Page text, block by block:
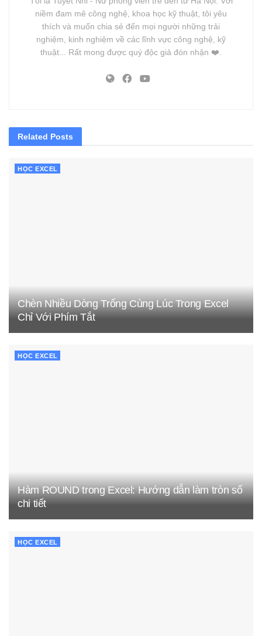
niềm đam mê công nghệ, khoa học kỹ thuật, tôi yêu
thích và muốn chia sẻ đến mọi người những trải
nghiệm, kinh nghiệm về các lĩnh vực công nghệ, kỹ
thuật... Rất mong được quý độc giả đón nhận ❤️.
Related Posts
HỌC EXCEL
Chèn Nhiều Dòng Trống Cùng Lúc Trong Excel
Chỉ Với Phím Tắt
HỌC EXCEL
Hàm ROUND trong Excel: Hướng dẫn làm tròn số
chi tiết
HỌC EXCEL